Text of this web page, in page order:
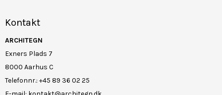
Kontakt
ARCHITEGN
Exners Plads 7
8000 Aarhus C
Telefonnr.: +45 89 36 02 25